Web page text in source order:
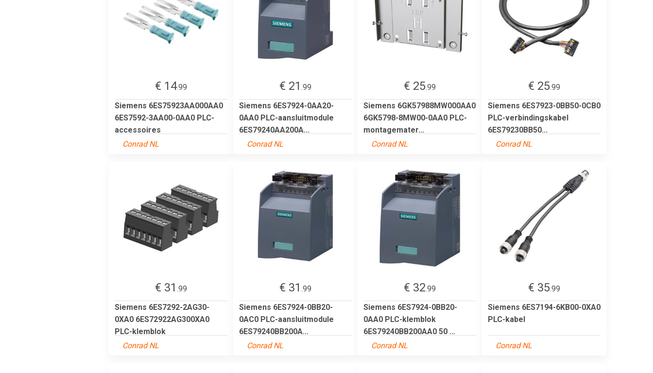
€ 14.99
Siemens 6ES75923AA000AA0
6ES7592-3AA00-0AA0 PLC-
accessoires
Conrad NL
€ 21 .99
Siemens 6ES7924-0AA20-
0AA0 PLC-aansluitmodule
6ES79240AA200A...
Conrad NL
€ 25.99
Siemens 6GK57988MW000AA0
6GK5798-8MW00-0AA0 PLC-
montagemater...
Conrad NL
€ 25.99
Siemens 6ES7923-0BB50-0CB0
PLC-verbindingskabel
6ES79230BB50...
Conrad NL
€ 31 .99
Siemens 6ES7292-2AG30-
0XA0 6ES72922AG300XA0
PLC-klemblok
Conrad NL
€ 31 .99
Siemens 6ES7924-0BB20-
0AC0 PLC-aansluitmodule
6ES79240BB200A...
Conrad NL
€ 32.99
Siemens 6ES7924-0BB20-
0AA0 PLC-klemblok
6ES79240BB200AA0 50 ...
Conrad NL
€ 35.99
Siemens 6ES7194-6KB00-0XA0
PLC-kabel
Conrad NL